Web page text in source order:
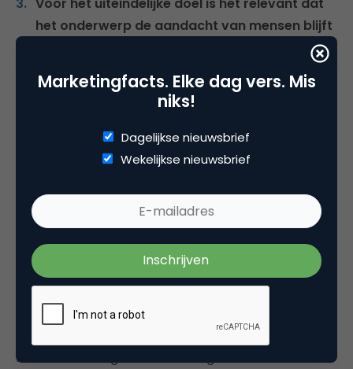
het onderwerp de aandacht van mensen blijft
Daarvoor is Facebook
(op dit moment) het meest geschikt.
De naamsbekendheid is hoog en daar is op
toekomst moet Alpe d’HuZes zich meer richten
op het verder bekend maken van hun pay-off
meest directe betrokkenheid met de waarden
en de strijd die mensen voeren, zowel met de
berg als met kanker.
Verder
Dit jaar was ik zelf een van de deelnemers, onder
nummer 8726. Zowel de sponsoring als het 6 x
fietsend de berg beklimmen is gelukt. De emotie
Marketingfacts. Elke dag vers. Mis
niks!
Dagelijkse nieuwsbrief
Wekelijkse nieuwsbrief